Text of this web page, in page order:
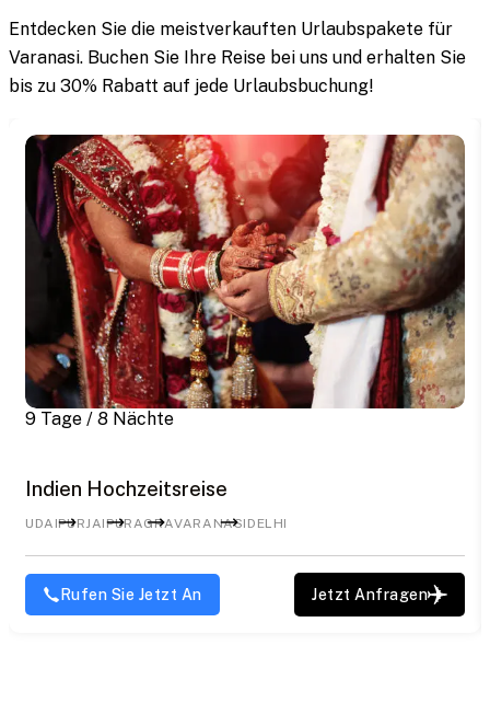
Entdecken Sie die meistverkauften Urlaubspakete für
Varanasi. Buchen Sie Ihre Reise bei uns und erhalten Sie
bis zu 30% Rabatt auf jede Urlaubsbuchung!
9 Tage / 8 Nächte
Indien Hochzeitsreise
UDAIPURJAIPURAGRAVARANASI DELHI
Rufen Sie Jetzt An Jetzt Anfragen